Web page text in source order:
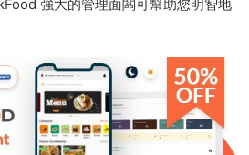
強大的管理面闆可幫助您明智地